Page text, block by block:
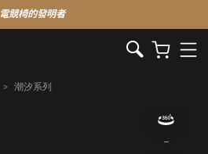
電競椅的發明者
潮汐系列